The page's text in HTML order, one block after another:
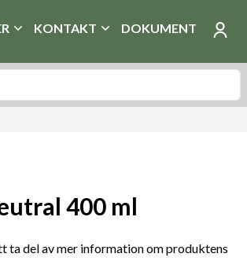
KONTAKT DOKUMENT
400 ml
ta del av mer information om produktens